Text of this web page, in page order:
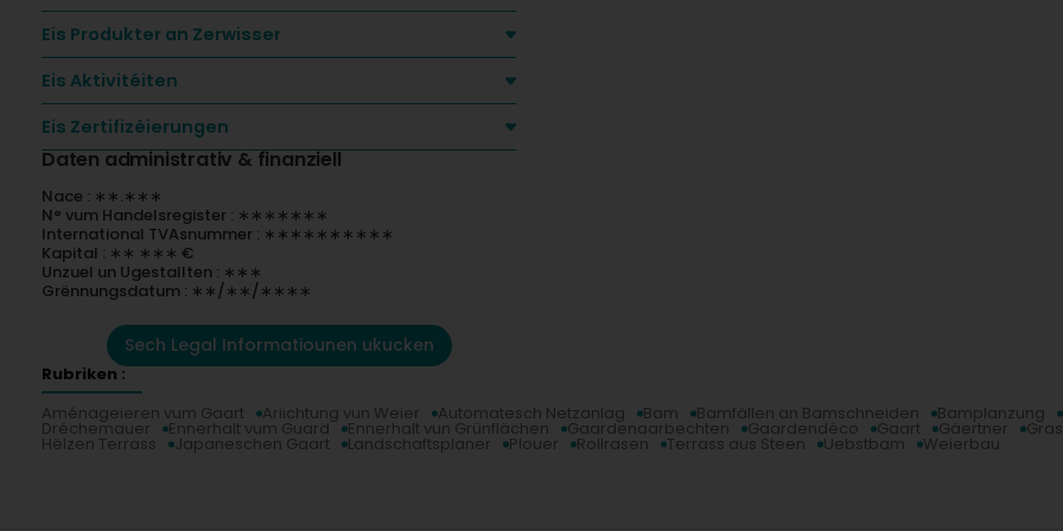
Eis Produkter an Zerwisser
Eis Aktivitéiten
Eis Zertifizéierungen
Daten administrativ & finanziell
Nace : ∗∗.∗∗∗
N° vum Handelsregister : ∗∗∗∗∗∗∗
International TVAsnummer : ∗∗∗∗∗∗∗∗∗∗
Kapital : ∗∗ ∗∗∗ €
Unzuel un Ugestallten : ∗∗∗
Grënnungsdatum : ∗∗/∗∗/∗∗∗∗
Sech Legal Informatiounen ukucken
Rubriken :
Aménageieren vum Gaart
Ariichtung vun Weier Automatesch Netzanlag Bam Bamfällen an Bamschneiden Bamplanzung
Dréchemauer Ennerhalt vum Guard Ennerhalt vun Grünflächen Gaardenaarbechten Gaardendéco Gaart Gäertner
Hëlzen Terrass Japaneschen Gaart Landschaftsplaner Plouer Rollrasen Terrass aus Steen Uebstbam Weierbau